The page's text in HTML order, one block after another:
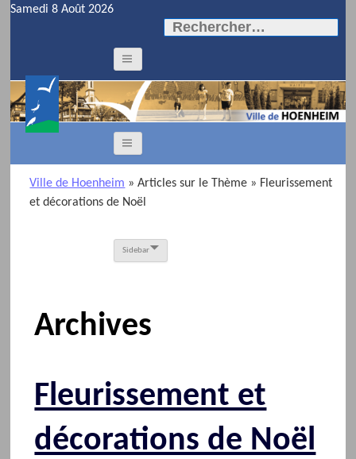
Samedi 8 Août 2026
Rechercher :
Ville de Hoenheim » Articles sur le Thème » Fleurissement
et décorations de Noël
Sidebar
Archives
Fleurissement et
décorations de Noël